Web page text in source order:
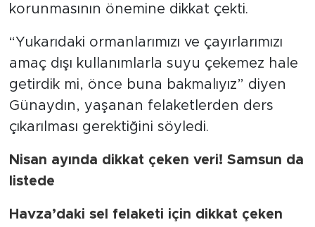
korunmasının önemine dikkat çekti.
“Yukarıdaki ormanlarımızı ve çayırlarımızı
amaç dışı kullanımlarla suyu çekemez hale
getirdik mi, önce buna bakmalıyız” diyen
Günaydın, yaşanan felaketlerden ders
çıkarılması gerektiğini söyledi.
Nisan ayında dikkat çeken veri! Samsun da
listede
Havza’daki sel felaketi için dikkat çeken